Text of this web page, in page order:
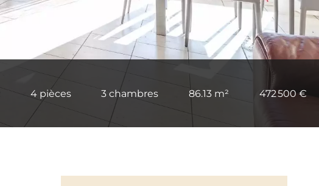
4 pièces 3 chambres 86.13 m² 472 500 €